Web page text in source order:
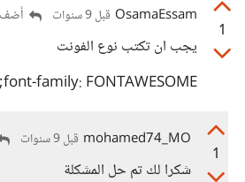
1
OsamaEssam قبل 9 سنوات أضف
يجب ان تكتب نوع الفونت
font-family: FONTAWESOME;
1
mohamed74_MO قبل 9 سنوات
شكرا لك تم حل المشكلة